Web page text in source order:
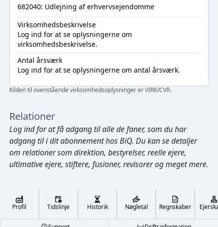
Cmd/Ctrl + K
682040: Udlejning af erhvervsejendomme
Virksomhedsbeskrivelse
Log ind for at se oplysningerne om
virksomhedsbeskrivelse.
Antal årsværk
Log ind for at se oplysningerne om antal årsværk.
Kilden til ovenstående virksomhedsoplysninger er VIRK/CVR.
Relationer
Log indfor at få adgang til alle de faner, som du har
adgang til i dit abonnement hos BiQ. Du kan se detaljer
om relationer som direktion, bestyrelser, reelle ejere,
ultimative ejere, stiftere, fusioner, revisorer og meget mere.
Profil Tidslinje Historik Nøgletal Regnskaber